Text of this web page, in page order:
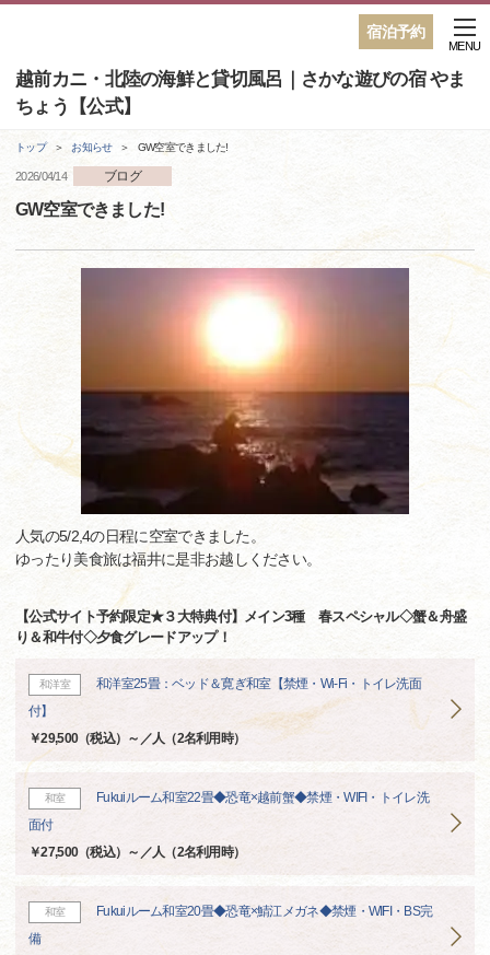
宿泊予約
越前カニ・北陸の海鮮と貸切風呂｜さかな遊びの宿 やま
ちょう【公式】
MENU
トップ お知らせ GW空室できました!
2026/04/14 ブログ
GW空室できました!
人気の5/2,4の日程に空室できました。
ゆったり美食旅は福井に是非お越しください。
【公式サイト予約限定★３大特典付】メイン3種 春スペシャル◇蟹＆舟盛
り＆和牛付◇夕食グレードアップ！
和洋室
和洋室25畳：ベッド＆寛ぎ和室【禁煙・Wi-Fi・トイレ洗面
付】
￥29,500（税込）～／人（2名利用時）
和室
Fukuiルーム和室22畳◆恐竜×越前蟹◆禁煙・WIFI・トイレ洗
面付
￥27,500（税込）～／人（2名利用時）
和室
Fukuiルーム和室20畳◆恐竜×鯖江メガネ◆禁煙・WIFI・BS完
備